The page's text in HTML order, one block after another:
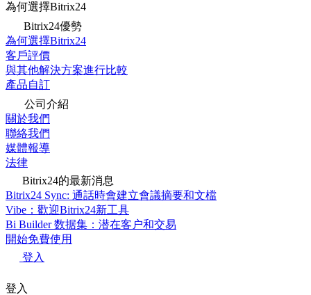
為何選擇Bitrix24
Bitrix24優勢
為何選擇Bitrix24
客戶評價
與其他解決方案進行比較
產品自訂
公司介紹
關於我們
聯絡我們
媒體報導
法律
Bitrix24的最新消息
Bitrix24 Sync: 通話時會建立會議摘要和文檔
Vibe：歡迎Bitrix24新工具
Bi Builder 数据集：潜在客户和交易
開始免費使用
登入
登入